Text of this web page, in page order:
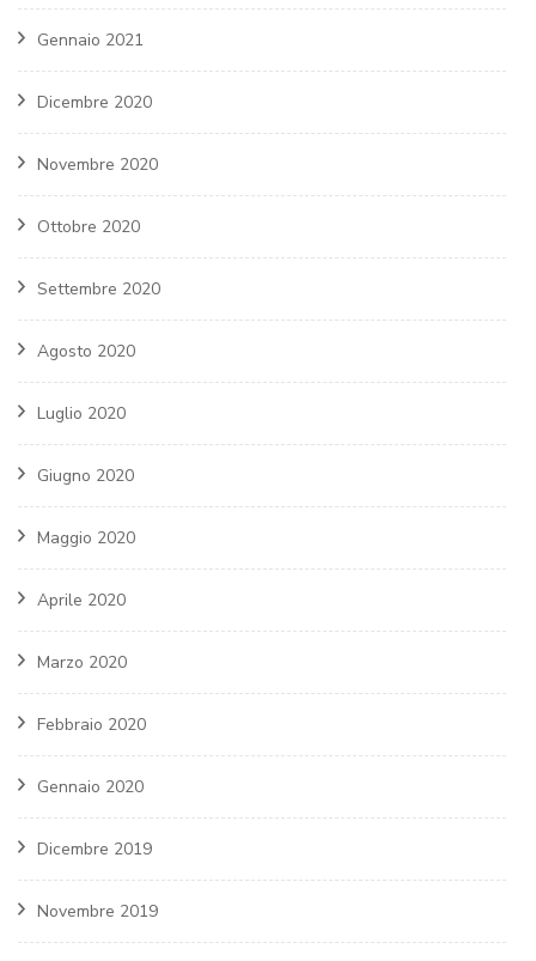
Gennaio 2021
Dicembre 2020
Novembre 2020
Ottobre 2020
Settembre 2020
Agosto 2020
Luglio 2020
Giugno 2020
Maggio 2020
Aprile 2020
Marzo 2020
Febbraio 2020
Gennaio 2020
Dicembre 2019
Novembre 2019